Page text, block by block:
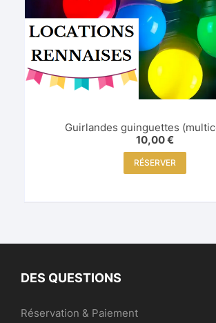
Guirlandes guinguettes
10,00€
RÉSERVER
DES QUESTIONS
Réservation & Paiement